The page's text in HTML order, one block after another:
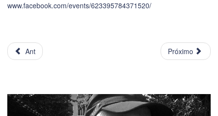
www.facebook.com/events/623395784371520/
Ant Próximo